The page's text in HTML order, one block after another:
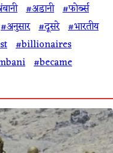
#अडानी #फोर्ब्स
#अनुसार #दूसरे #भारतीय
#billionaires
#became